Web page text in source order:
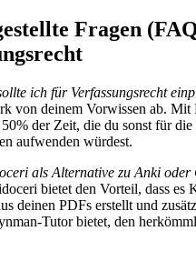
Fragen
ich für Verfassungsrecht
von deinem Vorwissen ab. Mit
der Zeit, die du sonst für
aufwenden würdest.
als Alternative zu Anki oder
bietet den Vorteil, dass es
deinen PDFs erstellt und
Tutor bietet, den